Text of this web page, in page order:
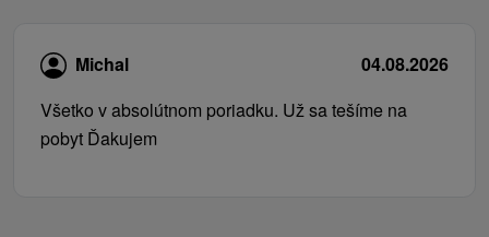
Michal
04.08.2026
Všetko v absolútnom poriadku. Už sa tešíme na
pobyt Ďakujem